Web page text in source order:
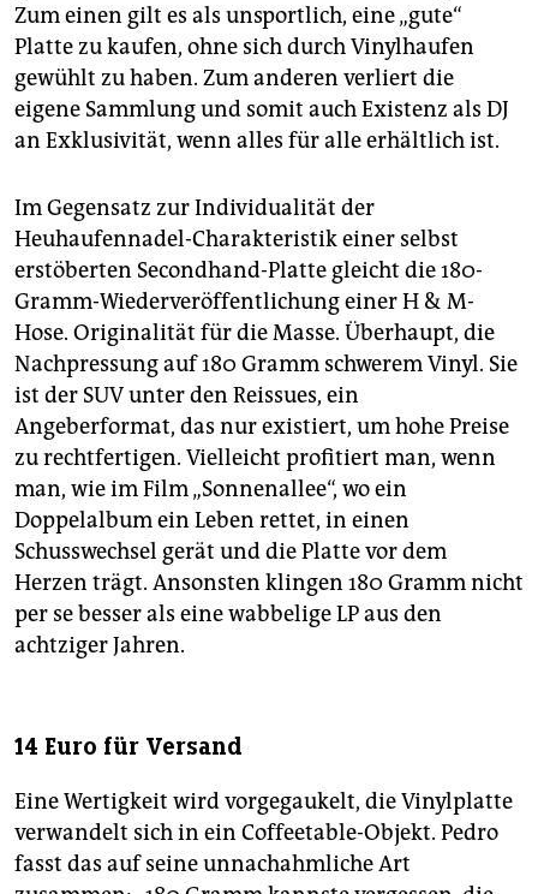
Zum einen gilt es als unsportlich, eine „gute“
Platte zu kaufen, ohne sich durch Vinylhaufen
gewühlt zu haben. Zum anderen verliert die
eigene Sammlung und somit auch Existenz als DJ
an Exklusivität, wenn alles für alle erhältlich ist.
Im Gegensatz zur Individualität der
Heuhaufennadel-Charakteristik einer selbst
erstöberten Secondhand-Platte gleicht die 180-
Gramm-Wiederveröffentlichung einer H & M-
Hose. Originalität für die Masse. Überhaupt, die
Nachpressung auf 180 Gramm schwerem Vinyl. Sie
ist der SUV unter den Reissues, ein
Angeberformat, das nur existiert, um hohe Preise
zu rechtfertigen. Vielleicht profitiert man, wenn
man, wie im Film „Sonnenallee“, wo ein
Doppelalbum ein Leben rettet, in einen
Schusswechsel gerät und die Platte vor dem
Herzen trägt. Ansonsten klingen 180 Gramm nicht
per se besser als eine wabbelige LP aus den
achtziger Jahren.
14 Euro für Versand
Eine Wertigkeit wird vorgegaukelt, die Vinylplatte
verwandelt sich in ein Coffeetable-Objekt. Pedro
fasst das auf seine unnachahmliche Art